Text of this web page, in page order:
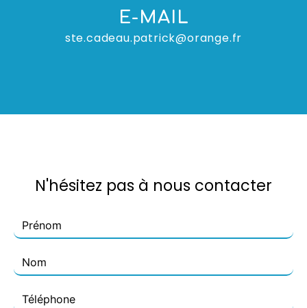
E-MAIL
ste.cadeau.patrick@orange.fr
N'hésitez pas à nous contacter